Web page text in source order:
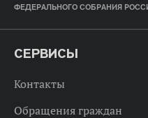
ФЕДЕРАЛЬНОГО СОБРАНИЯ
СЕРВИСЫ
Контакты
Обращения граждан